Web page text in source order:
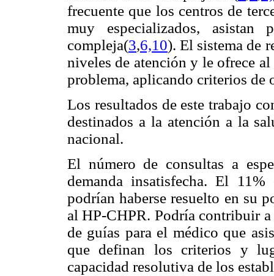
frecuente que los centros de
muy especializados, asistan
compleja(3,6,10). El sistema de
niveles de atención y le ofrece
problema, aplicando criterios
Los resultados de este trabajo
destinados a la atención a la
nacional.
El número de consultas a
demanda insatisfecha. El
podrían haberse resuelto en su
al HP-CHPR. Podría contribuir
de guías para el médico que
que definan los criterios y
capacidad resolutiva de los